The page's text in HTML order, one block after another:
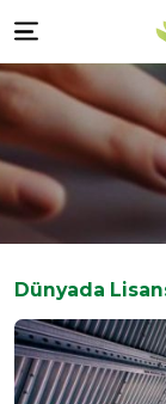
Menüyü
Dünyada